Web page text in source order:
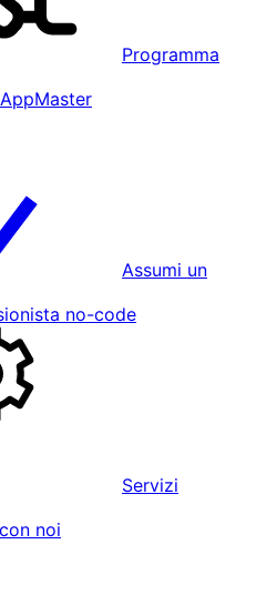
Programma
Assumi un
no-code
Servizi
noi